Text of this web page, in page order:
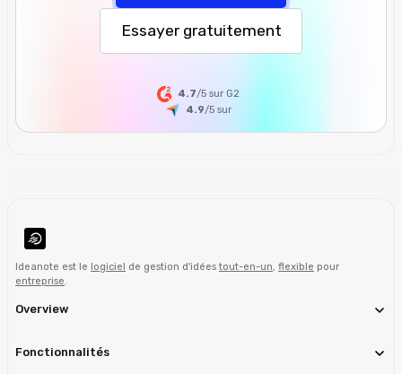
Essayer gratuitement
4.7/5 sur G2
4.9/5sur
Ideanote est le logiciel de gestion d'idéestout-en-un, flexible pour
entreprise.
Overview
Fonctionnalités